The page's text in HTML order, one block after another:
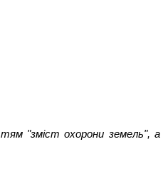
"зміст охорони земель", а